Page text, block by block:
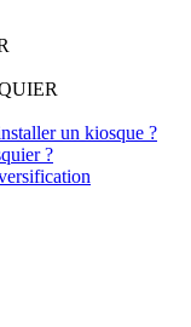
un kiosque ?
?